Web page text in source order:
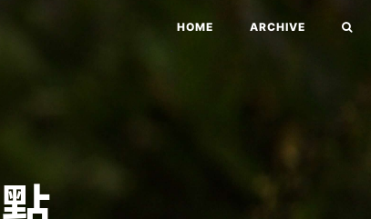
HOME ARCHIVE